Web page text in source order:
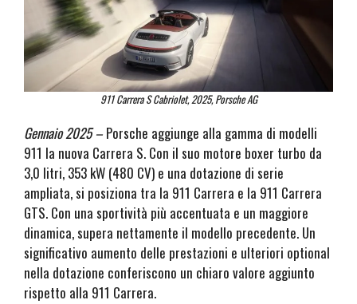
911 Carrera S Cabriolet, 2025, Porsche AG
Gennaio 2025 – Porsche aggiunge alla gamma di modelli
911 la nuova Carrera S. Con il suo motore boxer turbo da
3,0 litri, 353 kW (480 CV) e una dotazione di serie
ampliata, si posiziona tra la 911 Carrera e la 911 Carrera
GTS. Con una sportività più accentuata e un maggiore
dinamica, supera nettamente il modello precedente. Un
significativo aumento delle prestazioni e ulteriori optional
nella dotazione conferiscono un chiaro valore aggiunto
rispetto alla 911 Carrera.